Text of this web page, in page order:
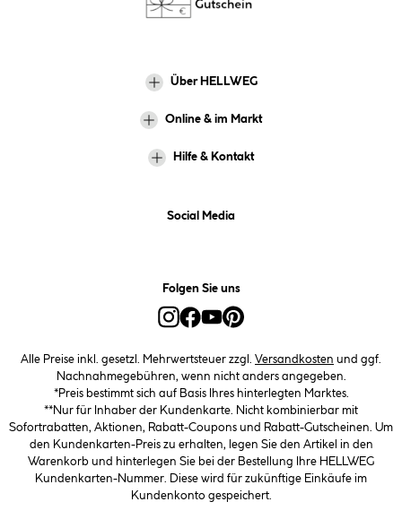
Über HELLWEG
Online & im Markt
Hilfe & Kontakt
Social Media
Folgen Sie uns
Alle Preise inkl. gesetzl. Mehrwertsteuer zzgl. Versandkosten und ggf.
Nachnahmegebühren, wenn nicht anders angegeben.
*Preis bestimmt sich auf Basis Ihres hinterlegten Marktes.
**Nur für Inhaber der Kundenkarte. Nicht kombinierbar mit
Sofortrabatten, Aktionen, Rabatt-Coupons und Rabatt-Gutscheinen. Um
den Kundenkarten-Preis zu erhalten, legen Sie den Artikel in den
Warenkorb und hinterlegen Sie bei der Bestellung Ihre HELLWEG
Kundenkarten-Nummer. Diese wird für zukünftige Einkäufe im
Kundenkonto gespeichert.